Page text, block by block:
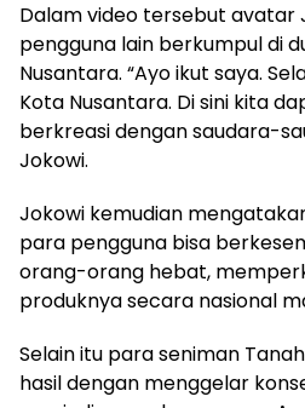
Dalam video tersebut avatar
pengguna lain berkumpul di
Nusantara. “Ayo ikut saya.
Kota Nusantara. Di sini kita
berkreasi dengan saudara-
Jokowi.
Jokowi kemudian
para pengguna bisa
orang-orang hebat,
produknya secara nasional
Selain itu para seniman
hasil dengan menggelar